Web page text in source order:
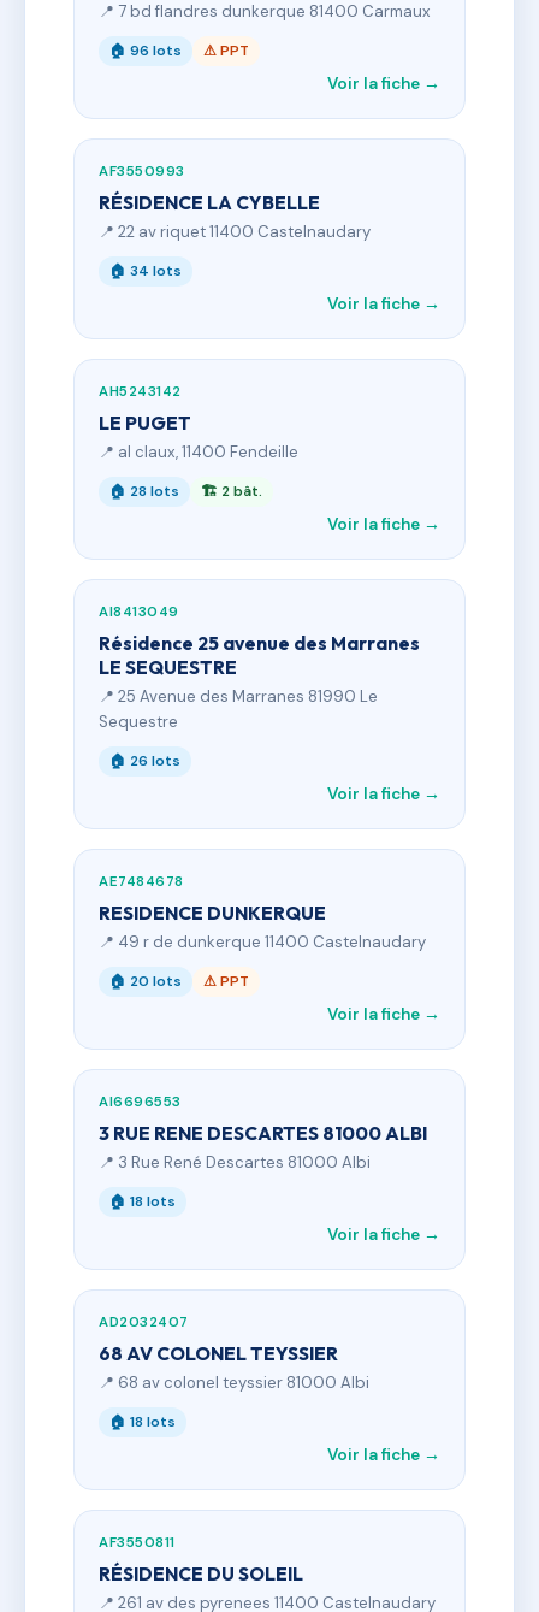
📍 7 bd flandres dunkerque 81400 Carmaux
🏠 96 lots ⚠ PPT
Voir la fiche →
AF3550993
RÉSIDENCE LA CYBELLE
📍 22 av riquet 11400 Castelnaudary
🏠 34 lots
Voir la fiche →
AH5243142
LE PUGET
📍 al claux, 11400 Fendeille
🏠 28 lots 🏗 2 bât.
Voir la fiche →
AI8413049
Résidence 25 avenue des Marranes
LE SEQUESTRE
📍 25 Avenue des Marranes 81990 Le
Sequestre
🏠 26 lots
Voir la fiche →
AE7484678
RESIDENCE DUNKERQUE
📍 49 r de dunkerque 11400 Castelnaudary
🏠 20 lots ⚠ PPT
Voir la fiche →
AI6696553
3 RUE RENE DESCARTES 81000 ALBI
📍 3 Rue René Descartes 81000 Albi
🏠 18 lots
Voir la fiche →
AD2032407
68 AV COLONEL TEYSSIER
📍 68 av colonel teyssier 81000 Albi
🏠 18 lots
Voir la fiche →
AF3550811
RÉSIDENCE DU SOLEIL
📍 261 av des pyrenees 11400 Castelnaudary